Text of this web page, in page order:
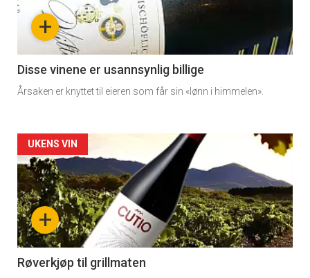
nå
3
+
Disse vinene er usannsynlig billige
Årsaken er knyttet til eieren som får sin «lønn i himmelen».
Forsiden
akkurat
nå
-
4
+
UKENS VIN
Røverkjøp til grillmaten